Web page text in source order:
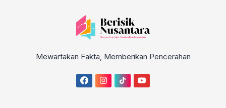
Mewartakan Fakta, Memberikan Pencerahan